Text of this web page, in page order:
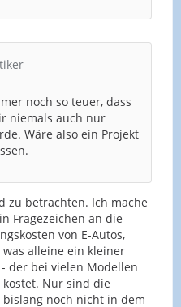
noch so teuer, dass
niemals auch nur
Wäre also ein Projekt
zu betrachten. Ich mache
Fragezeichen an die
von E-Autos,
alleine ein kleiner
der bei vielen Modellen
Nur sind die
bislang noch nicht in dem